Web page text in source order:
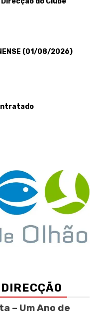
(01/08/2026)
– Um Ano de